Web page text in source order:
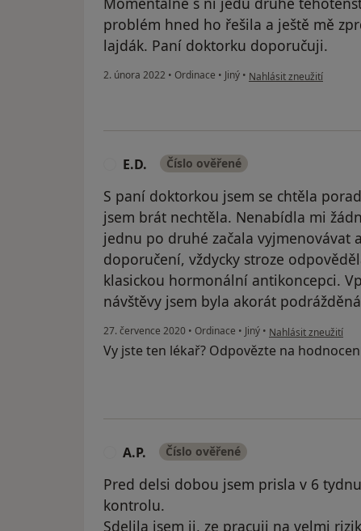
problém hned ho řešila a ještě mě
lajdák. Paní doktorku doporučuji.
2. února 2022 • Ordinace • Jiný • podle názoru uživatele B
Nahlásit zneužití
E.D. Číslo ověřené
S paní doktorkou jsem se chtěla
jsem brát nechtěla. Nenabídla mi
jednu po druhé začala vyjmenovávat
doporučení, vždycky stroze
klasickou hormonální antikoncepci.
návštěvy jsem byla akorát
27. července 2020 • Ordinace • Jiný • podle názoru
Nahlásit zneužití
Vy jste ten lékař? Odpovězte na
A.P. Číslo ověřené
Pred delsi dobou jsem prisla v 6
kontrolu.
Sdelila jsem ji, ze pracuji na velmi